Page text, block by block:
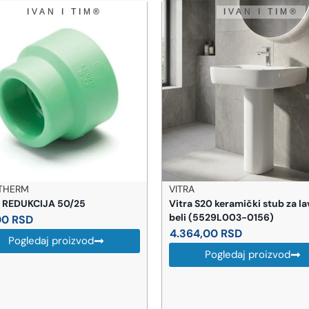
S20 keramički stub za lavabo
(5529L003-0156)
RSD
Pogledaj proizvod
BEMETA
BEMETA Coral wc četka
8.539,00RSD
Pogledaj proizvod